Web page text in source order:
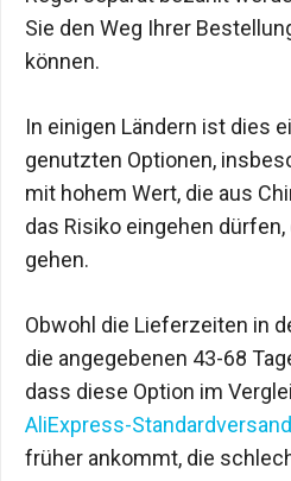
Sie den Weg Ihrer
können.
In einigen Ländern ist dies
genutzten Optionen,
mit hohem Wert, die aus
das Risiko eingehen
gehen.
Obwohl die Lieferzeiten in
die angegebenen 43-68
dass diese Option im
AliExpress-Standardversand
früher ankommt, die